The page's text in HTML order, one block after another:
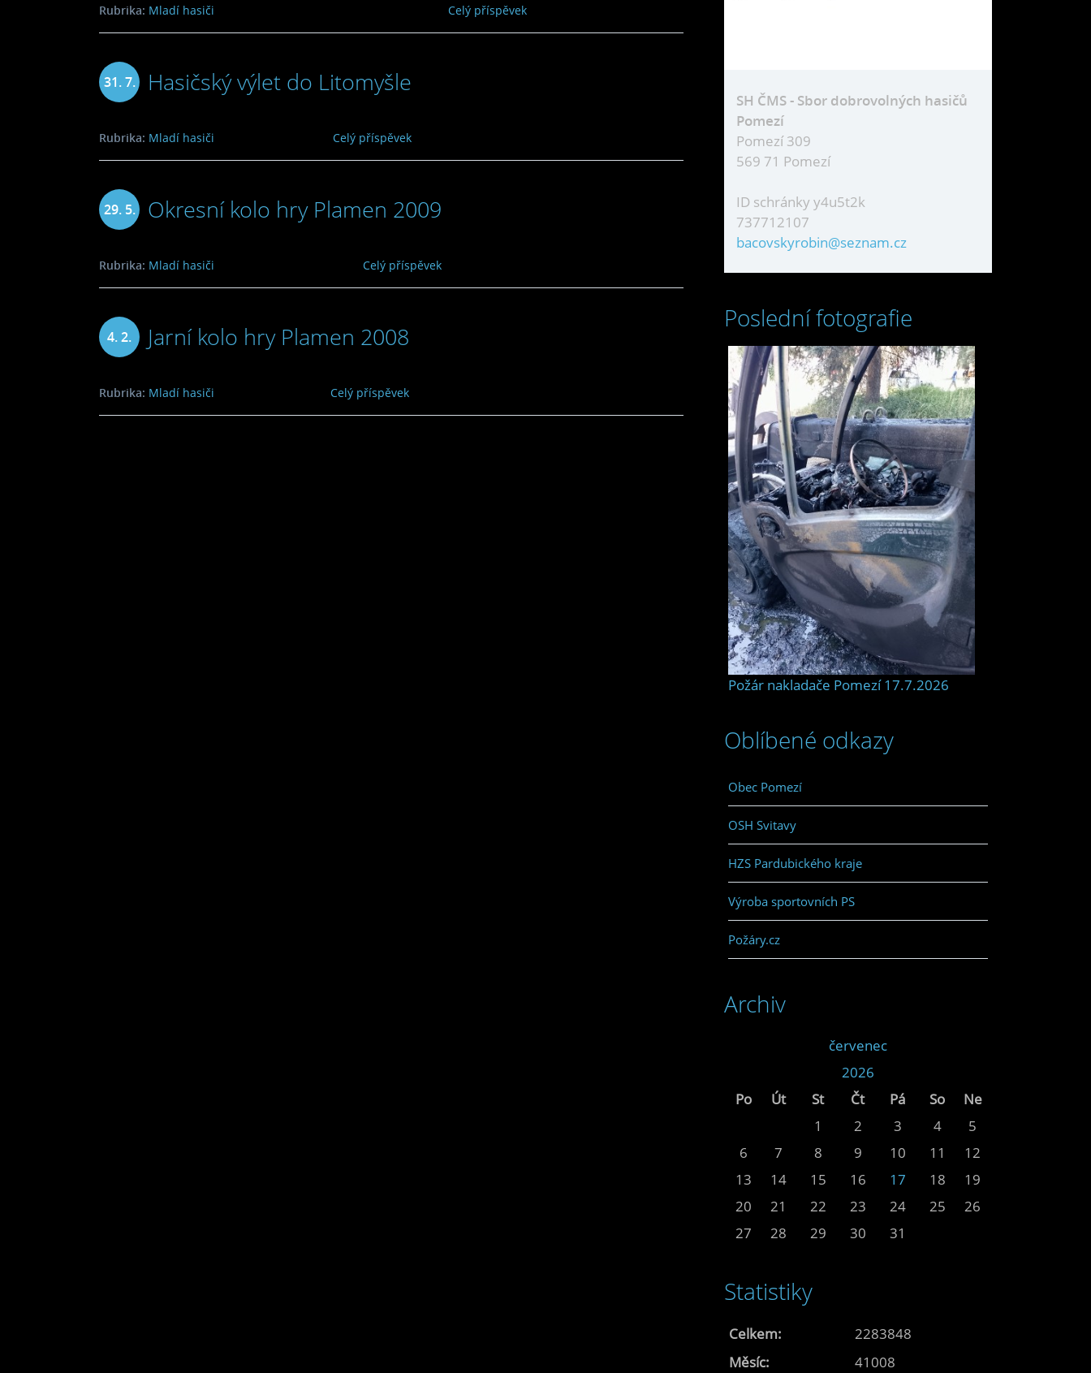
Celý příspěvek
Rubrika: Mladí hasiči
31. 7. Hasičský výlet do Litomyšle
Celý příspěvek
Rubrika: Mladí hasiči
29. 5. Okresní kolo hry Plamen 2009
Celý příspěvek
Rubrika: Mladí hasiči
4. 2. Jarní kolo hry Plamen 2008
Celý příspěvek
Rubrika: Mladí hasiči
SH ČMS - Sbor dobrovolných hasičů
Pomezí
Pomezí 309
569 71 Pomezí
ID schránky y4u5t2k
737712107
bacovskyrobin@seznam.cz
Poslední fotografie
Požár nakladače Pomezí 17.7.2026
Oblíbené odkazy
Obec Pomezí
OSH Svitavy
HZS Pardubického kraje
Výroba sportovních PS
Požáry.cz
Archiv
červenec
2026
Po
Út St Čt Pá So
Ne
1
2 3 4
5
6
7 8 9 10 11
12
13
14 15 16 17 18
19
20
21 22 23 24 25
26
27
28 29 30 31
Statistiky
Celkem:
2283848
Měsíc:
41008